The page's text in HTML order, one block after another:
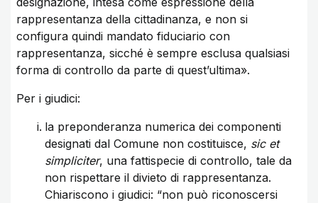
rappresentanza della cittadinanza, e non si
configura quindi mandato fiduciario con
rappresentanza, sicché è sempre esclusa qualsiasi
forma di controllo da parte di quest’ultima».
Per i giudici:
la preponderanza numerica dei componenti
designati dal Comune non costituisce, sic et
simpliciter, una fattispecie di controllo, tale da
non rispettare il divieto di rappresentanza.
Chiariscono i giudici: “non può riconoscersi